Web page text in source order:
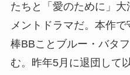
たちと「愛のために」
メントドラマだ。本作
棒BBことブルー・バタ
む。昨年5月に退団して